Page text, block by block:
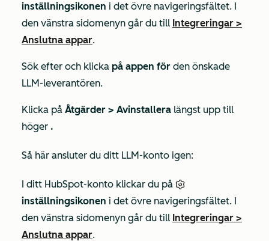
inställningsikonen i det övre navigeringsfältet. I
den vänstra sidomenyn går du till Integreringar >
Anslutna appar.
Sök efter och klicka på appen för den önskade
LLM-leverantören.
Klicka på Åtgärder > Avinstallera längst upp till
höger .
Så här ansluter du ditt LLM-konto igen:
I ditt HubSpot-konto klickar du på
inställningsikonen i det övre navigeringsfältet. I
den vänstra sidomenyn går du till Integreringar >
Anslutna appar.